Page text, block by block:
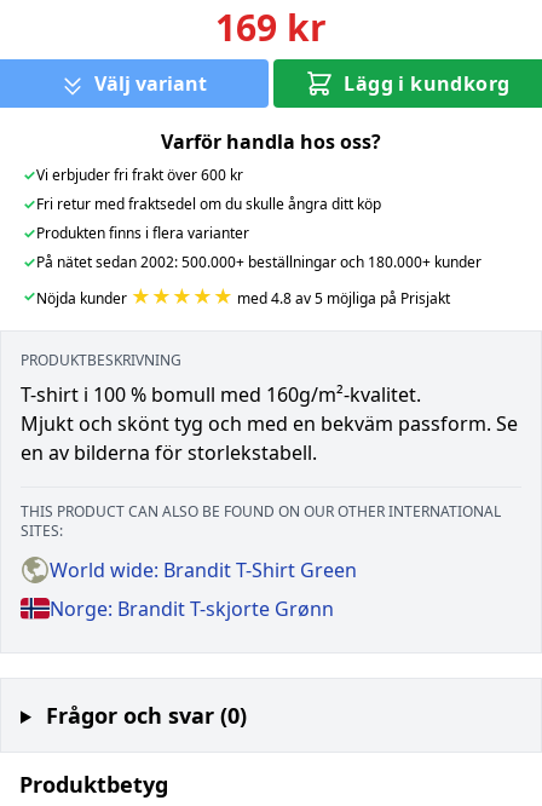
169 kr
Välj variant Lägg i kundkorg
Varför handla hos oss?
✓Vi erbjuder fri frakt över 600 kr
✓Fri retur med fraktsedel om du skulle ångra ditt köp
✓Produkten finns i flera varianter
✓På nätet sedan 2002: 500.000+ beställningar och 180.000+ kunder
✓Nöjda kunder ★★★★★ med 4.8 av 5 möjliga på Prisjakt
PRODUKTBESKRIVNING
T-shirt i 100 % bomull med 160g/m²-kvalitet.
Mjukt och skönt tyg och med en bekväm passform. Se
en av bilderna för storlekstabell.
THIS PRODUCT CAN ALSO BE FOUND ON OUR OTHER INTERNATIONAL
SITES:
World wide: Brandit T-Shirt Green
Norge: Brandit T-skjorte Grønn
Frågor och svar (0)
Produktbetyg